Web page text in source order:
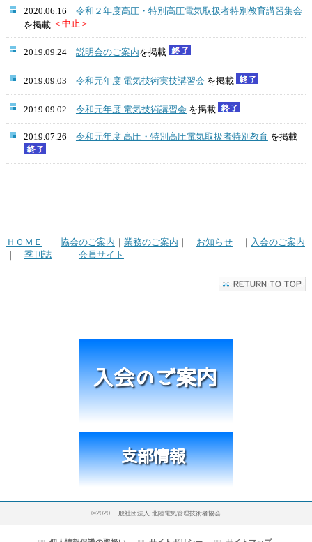
2020.06.16 令和２年度高圧・特別高圧電気取扱者特別教育講習集会
を掲載 ＜中止＞
2019.09.24 説明会のご案内を掲載
2019.09.03 令和元年度 電気技術実技講習会 を掲載
2019.09.02 令和元年度 電気技術講習会 を掲載
2019.07.26 令和元年度 高圧・特別高圧電気取扱者特別教育を掲載
ＨＯＭＥ ｜ 協会のご案内 ｜ 業務のご案内 ｜ お知らせ｜ 入会のご案内
｜ 季刊誌｜ 会員サイト
©2020 一般社団法人 北陸電気管理技術者協会